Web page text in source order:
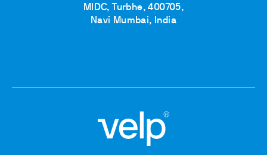
MIDC, Turbhe, 400705,
Navi Mumbai, India